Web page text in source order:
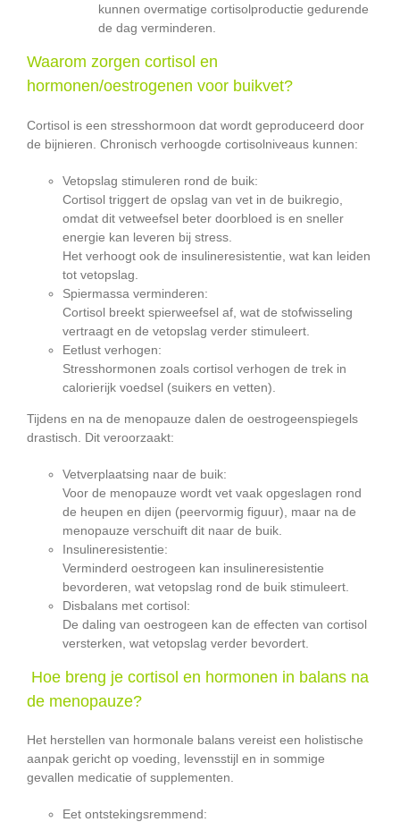
kunnen overmatige cortisolproductie gedurende
de dag verminderen.
Waarom zorgen cortisol en
hormonen/oestrogenen voor buikvet?
Cortisol is een stresshormoon dat wordt geproduceerd door
de bijnieren. Chronisch verhoogde cortisolniveaus kunnen:
Vetopslag stimuleren rond de buik:
Cortisol triggert de opslag van vet in de buikregio,
omdat dit vetweefsel beter doorbloed is en sneller
energie kan leveren bij stress.
Het verhoogt ook de insulineresistentie, wat kan leiden
tot vetopslag.
Spiermassa verminderen:
Cortisol breekt spierweefsel af, wat de stofwisseling
vertraagt en de vetopslag verder stimuleert.
Eetlust verhogen:
Stresshormonen zoals cortisol verhogen de trek in
calorierijk voedsel (suikers en vetten).
Tijdens en na de menopauze dalen de oestrogeenspiegels
drastisch. Dit veroorzaakt:
Vetverplaatsing naar de buik:
Voor de menopauze wordt vet vaak opgeslagen rond
de heupen en dijen (peervormig figuur), maar na de
menopauze verschuift dit naar de buik.
Insulineresistentie:
Verminderd oestrogeen kan insulineresistentie
bevorderen, wat vetopslag rond de buik stimuleert.
Disbalans met cortisol:
De daling van oestrogeen kan de effecten van cortisol
versterken, wat vetopslag verder bevordert.
Hoe breng je cortisol en hormonen in balans na
de menopauze?
Het herstellen van hormonale balans vereist een holistische
aanpak gericht op voeding, levensstijl en in sommige
gevallen medicatie of supplementen.
Eet ontstekingsremmend: